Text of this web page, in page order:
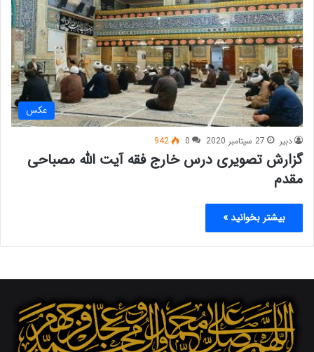
عکس
دبیر 27 سپتامبر 2020 0
942
گزارش تصویری درس خارج فقه آیت الله مصباحی
مقدم
بیشتر بخوانید »